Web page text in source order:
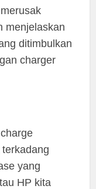
menjelaskan
ditimbulkan
charger
yang
HP kita